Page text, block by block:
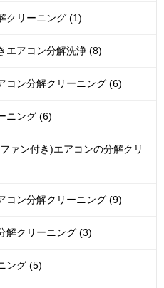
クリーニング (1)
エアコン分解洗浄 (8)
コン分解クリーニング (6)
ニング (6)
ァン付き)エアコンの分解クリ
コン分解クリーニング (9)
解クリーニング (3)
ング (5)